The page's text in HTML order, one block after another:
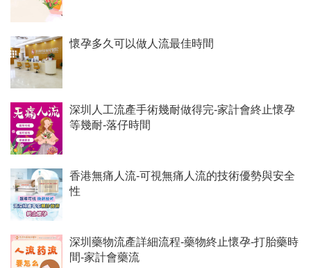
懷孕多久可以做人流最佳時間
深圳人工流產手術幾耐做得完-家計會終止懷孕
等幾耐-落仔時間
香港無痛人流-可視無痛人流的技術優勢與安全
性
深圳藥物流產詳細流程-藥物終止懷孕-打胎藥時
間-家計會藥流